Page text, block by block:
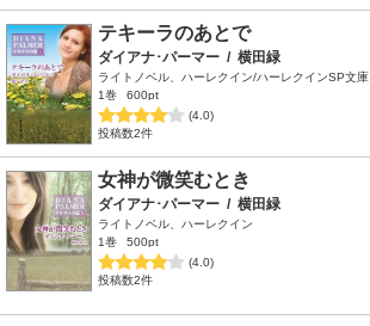
テキーラのあとで
ダイアナ･パーマー / 横田緑
ライトノベル、ハーレクイン/ハーレクインSP文庫
1巻
600pt
(4.0)
投稿数2件
女神が微笑むとき
ダイアナ･パーマー / 横田緑
ライトノベル、ハーレクイン
1巻
500pt
(4.0)
投稿数2件